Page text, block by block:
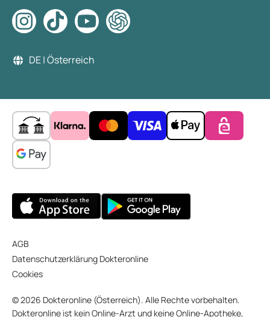
DE | Österreich
AGB
Datenschutzerklärung Dokteronline
Cookies
© 2026 Dokteronline (Österreich). Alle Rechte vorbehalten.
Dokteronline ist kein Online-Arzt und keine Online-Apotheke,